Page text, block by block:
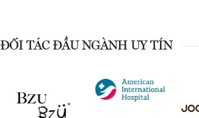
ĐỐI TÁC ĐẦU NGÀNH UY TÍN